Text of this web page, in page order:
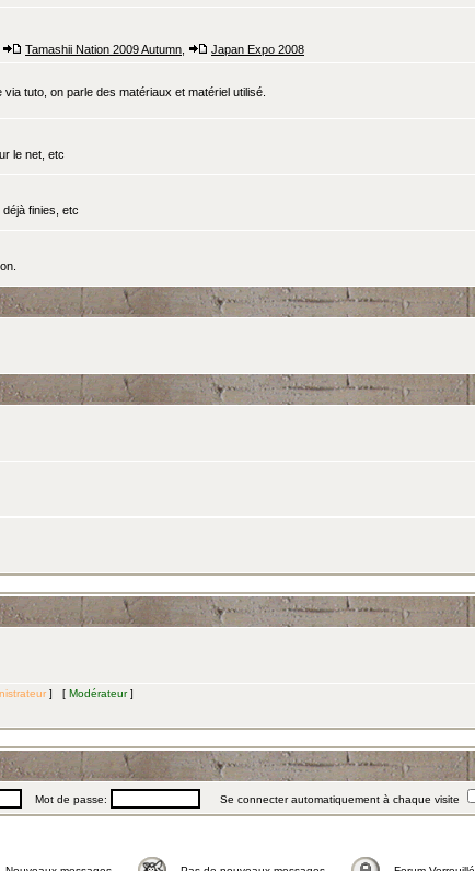
Tamashii Nation 2009 Autumn Japan Expo 2008
tuto, on parle des matériaux et matériel utilisé.
le net, etc
finies, etc
] [ Modérateur]
Mot de passe: Se connecter automatiquement à chaque visite